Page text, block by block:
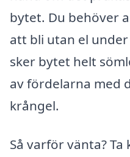
bytet. Du behöver
att bli utan el
sker bytet helt
av fördelarna med
krångel.
Så varför vänta?